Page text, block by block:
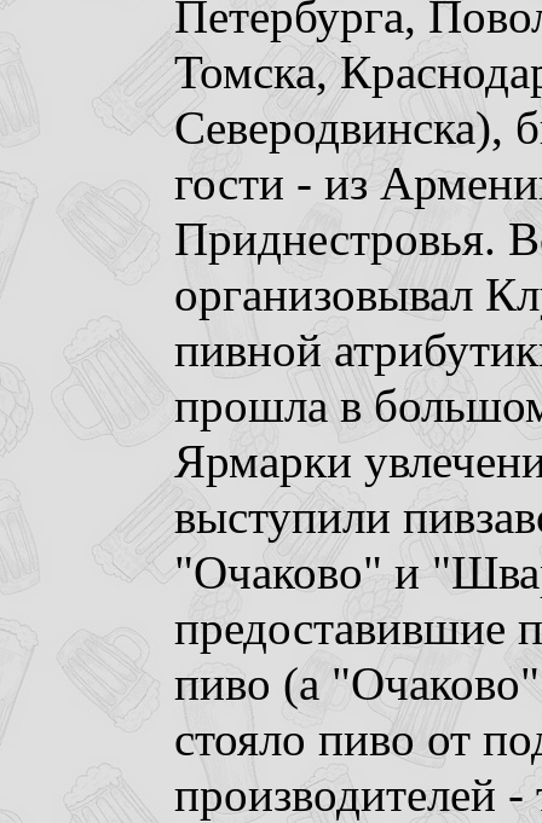
Петербурга,
Томска,
Северодвинска),
гости - из
Приднестровья.
организовывал
пивной
прошла в
Ярмарки
выступили
"Очаково" и
предоставившие
пиво (а
стояло пиво от
производителей -